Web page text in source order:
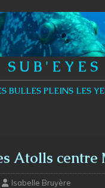
S U B ' E Y E S
BULLES PLEINS LES
Atolls centre
Isabelle Bruyère